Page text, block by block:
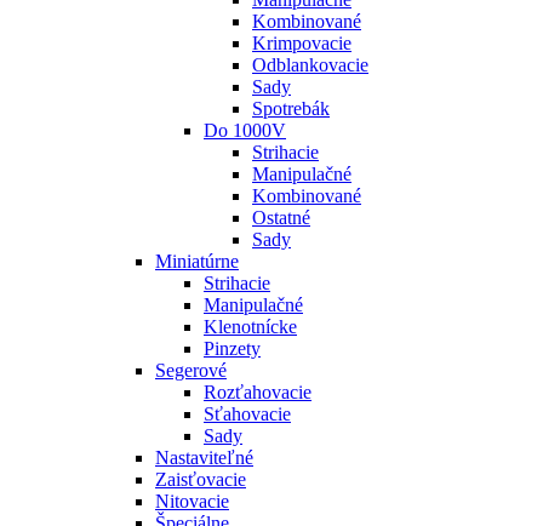
Kombinované
Krimpovacie
Odblankovacie
Sady
Spotrebák
Do 1000V
Strihacie
Manipulačné
Kombinované
Ostatné
Sady
Miniatúrne
Strihacie
Manipulačné
Klenotnícke
Pinzety
Segerové
Rozťahovacie
Sťahovacie
Sady
Nastaviteľné
Zaisťovacie
Nitovacie